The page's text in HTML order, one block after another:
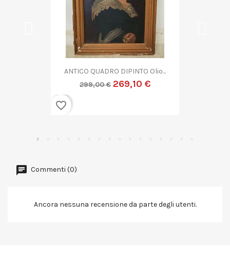
QUADRO DIPINTO ASTRATTO G....
299,00 € 269,10 €
favorite_border
Commenti (0)
Ancora nessuna recensione da parte degli utenti.